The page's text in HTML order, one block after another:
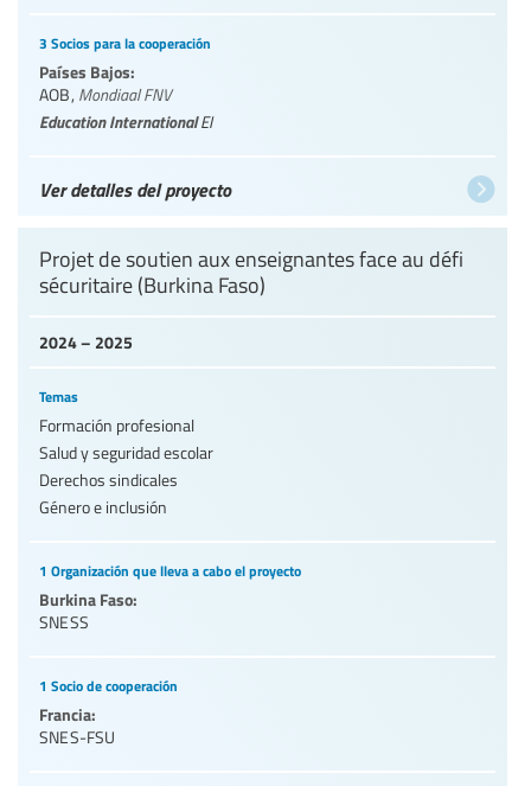
3 Socios para la cooperación
Países Bajos:
AOB, Mondiaal FNV
Education InternationalEI
Ver detalles del proyecto
2024 – 2025
Projet de soutien aux enseignantes face au défi
sécuritaire (Burkina Faso)
Temas
Formación profesional
Salud y seguridad escolar
Derechos sindicales
Género e inclusión
1 Organización que lleva a cabo el proyecto
Burkina Faso:
SNESS
1 Socio de cooperación
Francia:
SNES-FSU